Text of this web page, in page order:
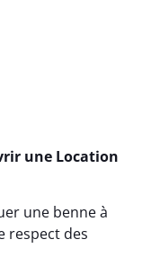
une Location
une benne à
respect des